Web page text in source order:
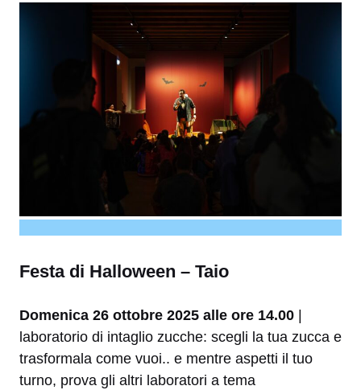
Festa di Halloween – Taio
Domenica 26 ottobre 2025 alle ore 14.00
laboratorio di intaglio zucche: scegli la tua zucca e
trasformala come vuoi.. e mentre aspetti il tuo
turno, prova gli altri laboratori a tema